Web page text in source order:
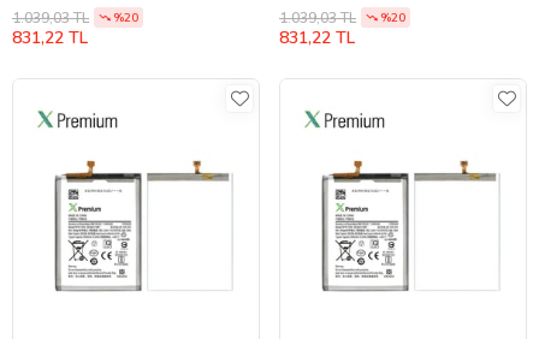
1.039,03 TL
%20
831,22 TL
1.039,03 TL
%20
831,22 TL